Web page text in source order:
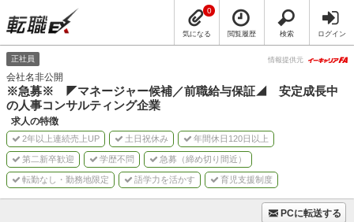
気になる
0
閲覧履歴 検索 ログイン
正社員 情報提供元
会社名非公開
※急募※ ◤マネージャー候補／前職給与保証◢ 安定成長中
の人事コンサルティング企業
求人の特徴
2年以上連続売上UP 土日祝休み 年間休日120日以上
第二新卒歓迎 学歴不問 急募（締め切り間近）
転勤なし・勤務地限定 語学力を活かす 育児支援制度
PCに転送する